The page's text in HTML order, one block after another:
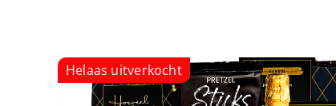
Helaas uitverkocht